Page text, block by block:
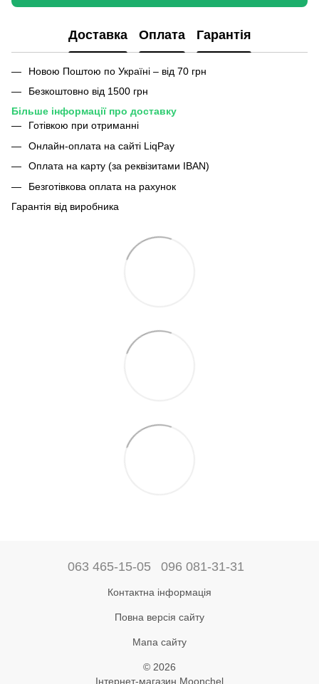
Доставка Оплата Гарантія
Новою Поштою по Україні – від 70 грн
Безкоштовно від 1500 грн
Більше інформації про доставку
Готівкою при отриманні
Онлайн-оплата на сайті LiqPay
Оплата на карту (за реквізитами IBAN)
Безготівкова оплата на рахунок
Гарантія від виробника
063 465-15-05 096 081-31-31
Контактна інформація
Повна версія сайту
Мапа сайту
© 2026
Інтернет-магазин Moonchel